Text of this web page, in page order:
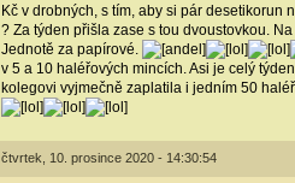
Kč v drobných, s tím, aby si pár desetikorun
? Za týden přišla zase s tou dvoustovkou.
Jednotě za papírové.
v 5 a 10 haléřových mincích. Asi je celý
kolegovi vyjmečně zaplatila i jedním 50
čtvrtek, 10. prosince 2020 - 14:30:54